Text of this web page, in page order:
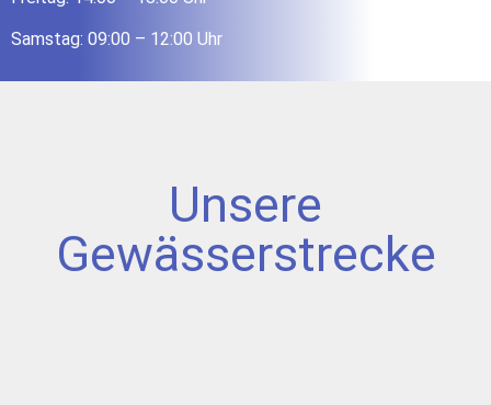
Samstag: 09:00 – 12:00 Uhr
Unsere
Gewässerstrecke